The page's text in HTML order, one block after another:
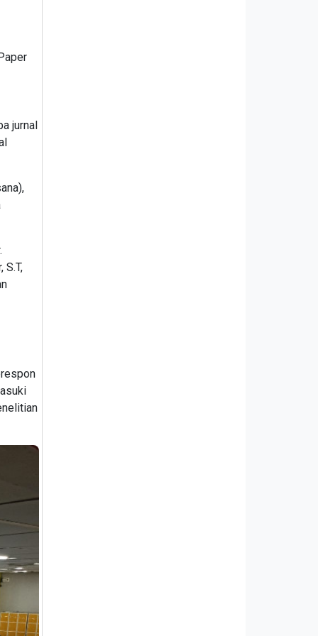
jurnal
S.T,